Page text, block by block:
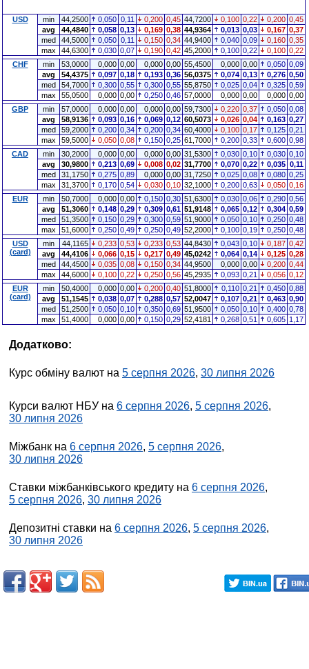
USD min 44,2500 0,050 0,11 0,200 0,45 44,7200 0,100 0,22 0,200 0,45
avg
44,4840 0,058 0,13 0,169 0,38 44,9364 0,013 0,03 0,167 0,37
med
44,5000 0,050 0,11 0,150 0,34 44,9400 0,040 0,09 0,160 0,35
max
44,6300 0,030 0,07 0,190 0,42 45,2000 0,100 0,22 0,100 0,22
CHF
min 53,0000 0,000 0,00 0,000 0,00 55,4500 0,000 0,00 0,050 0,09
avg
54,4375 0,097 0,18 0,193 0,36 56,0375 0,074 0,13 0,276 0,50
med
54,7000 0,300 0,55 0,300 0,55 55,8750 0,025 0,04 0,325 0,59
max
55,0500 0,000 0,00 0,250 0,46 57,0000 0,000 0,00 0,000 0,00
GBP
min 57,0000 0,000 0,00 0,000 0,00 59,7300 0,220 0,37 0,050 0,08
avg
58,9136 0,093 0,16 0,069 0,12 60,5073 0,026 0,04 0,163 0,27
med
59,2000 0,200 0,34 0,200 0,34 60,4000 0,100 0,17 0,125 0,21
max
59,5000 0,050 0,08 0,150 0,25 61,7000 0,200 0,33 0,600 0,98
CAD
min 30,2000 0,000 0,00 0,000 0,00 31,5300 0,030 0,10 0,030 0,10
avg
30,9800 0,213 0,69 0,008 0,02 31,7700 0,070 0,22 0,035 0,11
med
31,1750 0,275 0,89 0,000 0,00 31,7250 0,025 0,08 0,080 0,25
max
31,3700 0,170 0,54 0,030 0,10 32,1000 0,200 0,63 0,050 0,16
EUR
min 50,7000 0,000 0,00 0,150 0,30 51,6300 0,030 0,06 0,290 0,56
avg
51,3060 0,148 0,29 0,309 0,61 51,9148 0,065 0,12 0,304 0,59
med
51,3500 0,150 0,29 0,300 0,59 51,9000 0,050 0,10 0,250 0,48
max
51,6000 0,250 0,49 0,250 0,49 52,2000 0,100 0,19 0,250 0,48
USD
(card)
min 44,1165 0,233 0,53 0,233 0,53 44,8430 0,043 0,10 0,187 0,42
avg
44,4106 0,066 0,15 0,217 0,49 45,0242 0,064 0,14 0,125 0,28
med
44,4500 0,035 0,08 0,150 0,34 44,9500 0,000 0,00 0,200 0,44
max
44,6000 0,100 0,22 0,250 0,56 45,2935 0,093 0,21 0,056 0,12
EUR
(card)
min 50,4000 0,000 0,00 0,200 0,40 51,8000 0,110 0,21 0,450 0,88
avg
51,1545 0,038 0,07 0,288 0,57 52,0047 0,107 0,21 0,463 0,90
med
51,2500 0,050 0,10 0,350 0,69 51,9500 0,050 0,10 0,400 0,78
max
51,4000 0,000 0,00 0,150 0,29 52,4181 0,268 0,51 0,605 1,17
Додатково:
Курс обміну валют на 5 серпня 2026, 30 липня 2026
Курси валют НБУ на 6 серпня 2026, 5 серпня 2026,
30 липня 2026
Міжбанк на 6 серпня 2026, 5 серпня 2026,
30 липня 2026
Ставки міжбанківського кредиту на 6 серпня 2026,
5 серпня 2026, 30 липня 2026
Депозитні ставки на 6 серпня 2026, 5 серпня 2026,
30 липня 2026